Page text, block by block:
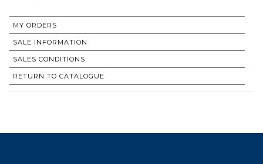
MY ORDERS
SALE INFORMATION
SALES CONDITIONS
RETURN TO CATALOGUE